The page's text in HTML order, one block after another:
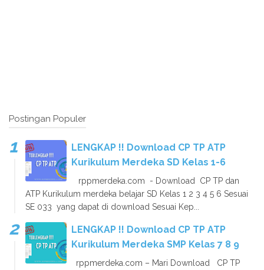
Postingan Populer
LENGKAP !! Download CP TP ATP
Kurikulum Merdeka SD Kelas 1-6
rppmerdeka.com - Download CP TP dan
ATP Kurikulum merdeka belajar SD Kelas 1 2 3 4 5 6 Sesuai
SE 033 yang dapat di download Sesuai Kep...
LENGKAP !! Download CP TP ATP
Kurikulum Merdeka SMP Kelas 7 8 9
rppmerdeka.com – Mari Download CP TP